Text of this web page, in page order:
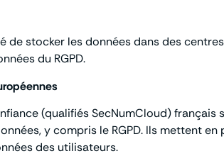
stocker les données dans des
du RGPD.
(qualifiés SecNumCloud)
y compris le RGPD. Ils mettent
des utilisateurs.